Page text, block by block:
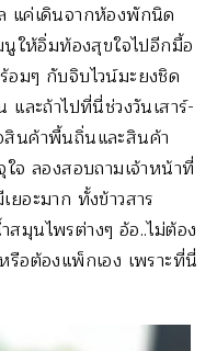
แค่เดินจากห้องพักนิด
นูให้อิ่มท้องสุขใจไปอีกมื้อ
อมๆ กับจิบไวน์มะยงชิด
ละถ้าไปที่นี่ช่วงวันเสาร์-
นค้าพื้นถิ่นและสินค้า
จ ลองสอบถามเจ้าหน้าที่
อะมาก ทั้งข้าวสาร
มุนไพรต่างๆ อ้อ..ไม่ต้อง
รือต้องแพ็กเอง เพราะที่นี่